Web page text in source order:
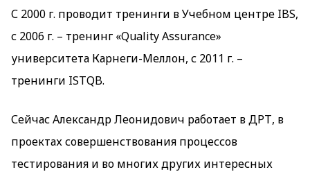
С 2000 г. проводит тренинги в Учебном центре IBS,
с 2006 г. – тренинг «Quality Assurance»
университета Карнеги-Меллон, с 2011 г. –
тренинги ISTQB.
Сейчас Александр Леонидович работает в ДРТ, в
проектах совершенствования процессов
тестирования и во многих других интересных